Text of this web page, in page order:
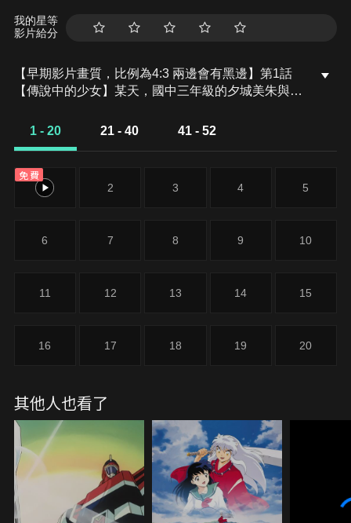
我的星等
影片給分
【早期影片畫質，比例為4:3 兩邊會有黑邊】第1話
【傳說中的少女】某天，國中三年級的夕城美朱與本
的古書裡，誤入了異世界。兩人在那個不可思議的世
了原本的世界，而美朱卻獨自被留了下來。
1 - 20 21 - 40 41 - 52
免費
1 2 3 4 5
6 7 8 9 10
11 12 13 14 15
16 17 18 19 20
其他人也看了